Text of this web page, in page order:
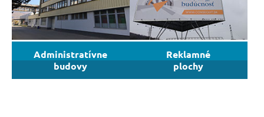
Administratívne
budovy
Reklamné
plochy